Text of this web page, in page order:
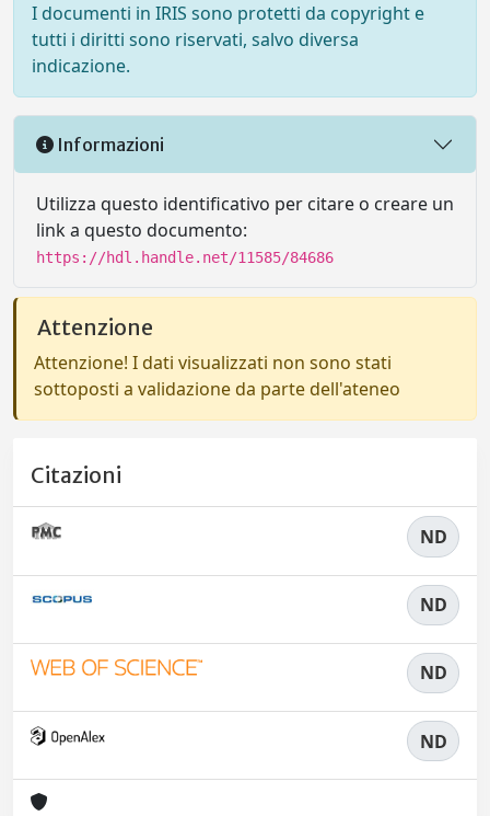
I documenti in IRIS sono protetti da copyright e
tutti i diritti sono riservati, salvo diversa
indicazione.
Informazioni
Utilizza questo identificativo per citare o creare un
link a questo documento:
https://hdl.handle.net/11585/84686
Attenzione
Attenzione! I dati visualizzati non sono stati
sottoposti a validazione da parte dell'ateneo
Citazioni
ND
ND
ND
ND